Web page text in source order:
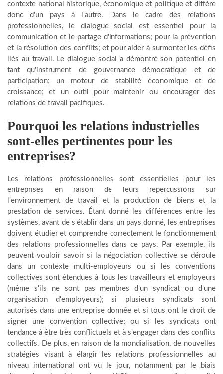
contexte national historique, économique et politique et diffère
donc d'un pays à l'autre. Dans le cadre des relations
professionnelles, le dialogue social est essentiel pour la
communication et le partage d'informations; pour la prévention
et la résolution des conflits; et pour aider à surmonter les défis
liés au travail. Le dialogue social a démontré son potentiel en
tant qu'instrument de gouvernance démocratique et de
participation; un moteur de stabilité économique et de
croissance; et un outil pour maintenir ou encourager des
relations de travail pacifiques.
Pourquoi les relations industrielles
sont-elles pertinentes pour les
entreprises?
Les relations professionnelles sont essentielles pour les
entreprises en raison de leurs répercussions sur
l'environnement de travail et la production de biens et la
prestation de services. Étant donné les différences entre les
systèmes, avant de s'établir dans un pays donné, les entreprises
doivent étudier et comprendre correctement le fonctionnement
des relations professionnelles dans ce pays. Par exemple, ils
peuvent vouloir savoir si la négociation collective se déroule
dans un contexte multi-employeurs ou si les conventions
collectives sont étendues à tous les travailleurs et employeurs
(même s'ils ne sont pas membres d'un syndicat ou d'une
organisation d'employeurs); si plusieurs syndicats sont
autorisés dans une entreprise donnée et si tous ont le droit de
signer une convention collective; ou si les syndicats ont
tendance à être très conflictuels et à s'engager dans des conflits
collectifs. De plus, en raison de la mondialisation, de nouvelles
stratégies visant à élargir les relations professionnelles au
niveau international ont vu le jour, notamment par le biais